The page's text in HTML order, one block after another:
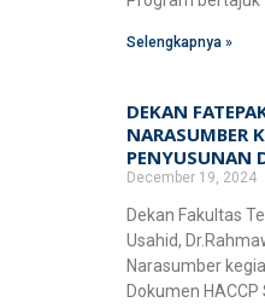
Selengkapnya »
DEKAN
NARASUMBER
PENYUSUNAN
December 19, 2024
Dekan Fakultas
Usahid,
Narasumber
Dokumen